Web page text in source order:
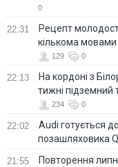
0
22:31
Рецепт
кількома
129 0
22:13
На кордоні з
тижні
234 0
22:02
Audi готується
позашляховика
21:55
Повторення